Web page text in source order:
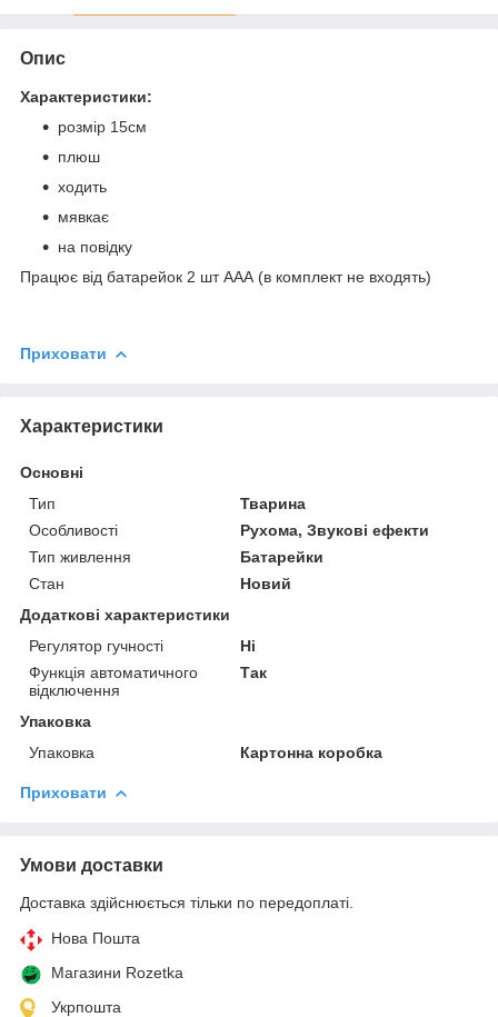
Опис
Характеристики:
розмір 15см
плюш
ходить
мявкає
на повідку
Працює від батарейок 2 шт ААА (в комплект не входять)
Приховати
Характеристики
Основні
Тип
Тварина
Особливості
Рухома, Звукові ефекти
Тип живлення
Батарейки
Стан
Новий
Додаткові характеристики
Регулятор гучності
Ні
Функція автоматичного
відключення
Так
Упаковка
Упаковка
Картонна коробка
Приховати
Умови доставки
Доставка здійснюється тільки по передоплаті.
Нова Пошта
Магазини Rozetka
Укрпошта